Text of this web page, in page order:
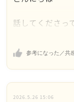
話してくださっ
その先輩…困っ
どこの職場にも
じが悪い、なん
いわいわさんの
参考になった／共
2026.5.26 15:06